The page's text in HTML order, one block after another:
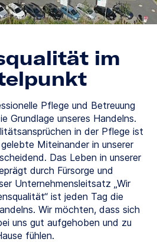
im
Pflege und Betreuung
Grundlage unseres Handelns.
in der Pflege ist
Miteinander in unserer
Das Leben in unserer
durch Fürsorge und
Unternehmensleitsatz „Wir
ist jeden Tag die
Wir möchten, dass sich
uns gut aufgehoben und zu
fühlen.